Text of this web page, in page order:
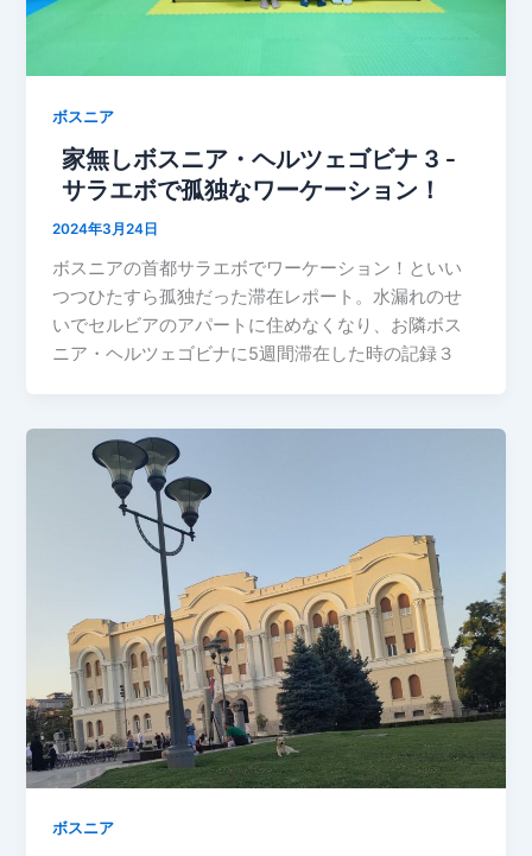
ボスニア
家無しボスニア・ヘルツェゴビナ 3 ‐
サラエボで孤独なワーケーション！
2024年3月24日
ボスニアの首都サラエボでワーケーション！といい
つつひたすら孤独だった滞在レポート。水漏れのせ
いでセルビアのアパートに住めなくなり、お隣ボス
ニア・ヘルツェゴビナに5週間滞在した時の記録３
ボスニア